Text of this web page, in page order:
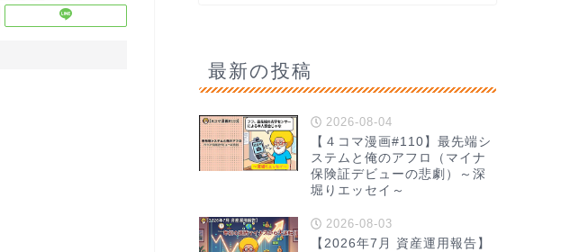
最新の投稿
2026-08-04
【４コマ漫画#110】最先端シ
ステムと俺のアフロ（マイナ
保険証デビューの悲劇）～深
堀りエッセイ～
2026-08-03
【2026年7月 資産運用報告】